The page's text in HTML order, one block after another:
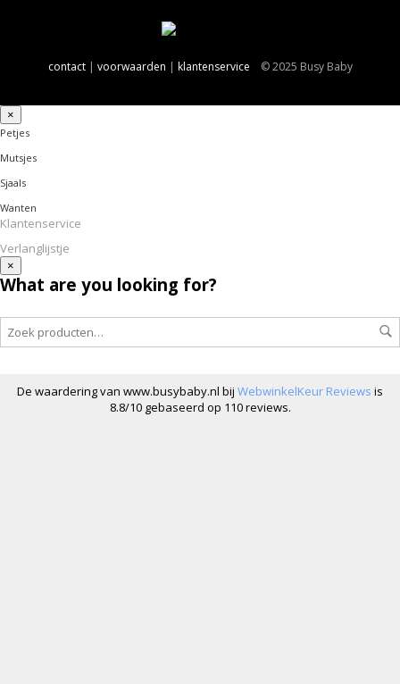
contact| voorwaarden | klantenservice © 2025 Busy Baby
×
Petjes
Mutsjes
Sjaals
Wanten
Klantenservice
Verlanglijstje
×
What are you looking for?
De waardering van www.busybaby.nl bij WebwinkelKeur Reviews is
8.8/10 gebaseerd op 110 reviews.